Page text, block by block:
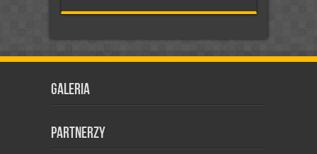
Galeria
Partnerzy